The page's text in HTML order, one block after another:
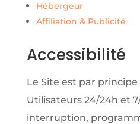
Hébergeur
Affiliation & Publicité
Accessibilité
Le Site est par principe
Utilisateurs 24/24h et
interruption,